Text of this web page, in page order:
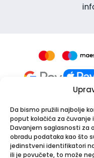
Da bismo pružili najbolje
poput kolačića za
Davanjem saglasnosti za
obradu podataka kao što
jedinstveni identifikatori
ili je povučete, to može